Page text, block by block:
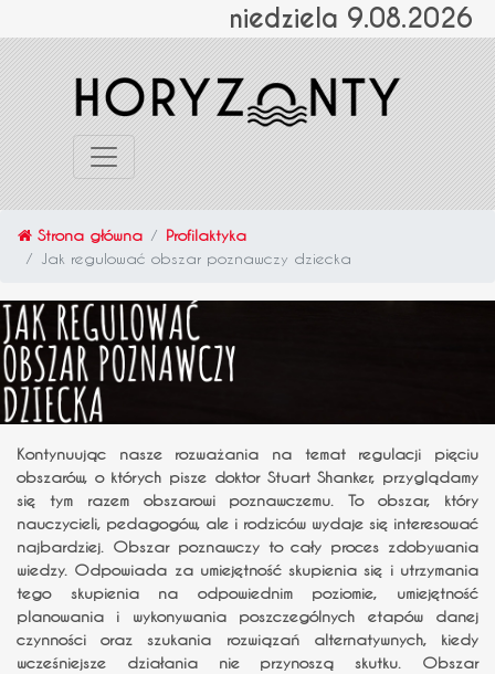
niedziela 9.08.2026
Strona główna
Profilaktyka
Jak regulować obszar poznawczy dziecka
Kontynuując nasze rozważania na temat regulacji pięciu
obszarów, o których pisze doktor Stuart Shanker, przyglądamy
się tym razem obszarowi poznawczemu. To obszar, który
nauczycieli, pedagogów, ale i rodziców wydaje się interesować
najbardziej. Obszar poznawczy to cały proces zdobywania
wiedzy. Odpowiada za umiejętność skupienia się i utrzymania
tego skupienia na odpowiednim poziomie, umiejętność
planowania i wykonywania poszczególnych etapów danej
czynności oraz szukania rozwiązań alternatywnych, kiedy
wcześniejsze działania nie przynoszą skutku. Obszar